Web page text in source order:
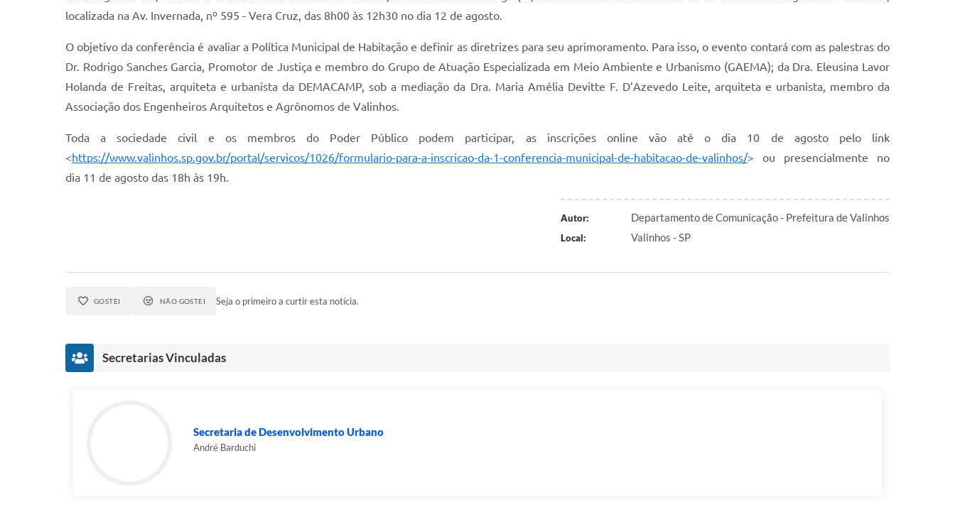
localizada na Av. Invernada, nº 595 - Vera Cruz, das 8h00 às 12h30 no dia 12 de agosto.
O objetivo da conferência é avaliar a Política Municipal de Habitação e definir as diretrizes para seu aprimoramento. Para isso, o evento contará com as palestras do
Dr. Rodrigo Sanches Garcia, Promotor de Justiça e membro do Grupo de Atuação Especializada em Meio Ambiente e Urbanismo (GAEMA); da Dra. Eleusina Lavor
Holanda de Freitas, arquiteta e urbanista da DEMACAMP, sob a mediação da Dra. Maria Amélia Devitte F. D’Azevedo Leite, arquiteta e urbanista, membro da
Associação dos Engenheiros Arquitetos e Agrônomos de Valinhos.
Toda a sociedade civil e os membros do Poder Público podem participar, as inscrições online vão até o dia 10 de agosto pelo link
<https://www.valinhos.sp.gov.br/portal/servicos/1026/formulario-para-a-inscricao-da-1-conferencia-municipal-de-habitacao-de-valinhos/> ou presencialmente no
dia 11 de agosto das 18h às 19h.
Autor: Departamento de Comunicação - Prefeitura de Valinhos
Local: Valinhos - SP
GOSTEI NÃO GOSTEI Seja o primeiro a curtir esta notícia.
Secretarias Vinculadas
Secretaria de Desenvolvimento Urbano
André Barduchi